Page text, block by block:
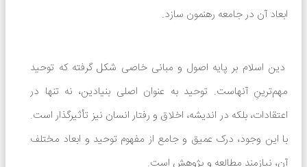
ابعاد آن در جامعه رهنمون سازد.
دین اسلام بر پایه اصول و مبانی خاصی شکل گرفته که توحید
مهم‌ترینِ آنهاست. توحید به عنوان اصلی بنیادین، نه تنها در
اعتقادات، بلکه در اندیشه، اخلاق و رفتار انسان نیز تأثیرگذار است.
با این وجود، درک عمیق و جامع از مفهوم توحید و ابعاد مختلف
آن، نیازمند مطالعه و پژوهش است.